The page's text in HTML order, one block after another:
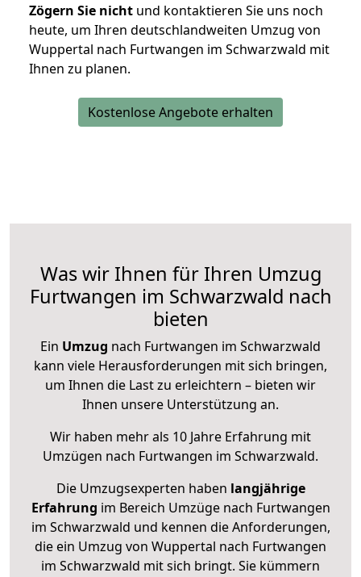
Zögern Sie nicht und kontaktieren Sie uns noch
heute, um Ihren deutschlandweiten Umzug von
Wuppertal nach Furtwangen im Schwarzwald mit
Ihnen zu planen.
Kostenlose Angebote erhalten
Was wir Ihnen für Ihren Umzug
Furtwangen im Schwarzwald nach
bieten
Ein Umzug nach Furtwangen im Schwarzwald
kann viele Herausforderungen mit sich bringen,
um Ihnen die Last zu erleichtern – bieten wir
Ihnen unsere Unterstützung an.
Wir haben mehr als 10 Jahre Erfahrung mit
Umzügen nach Furtwangen im Schwarzwald.
Die Umzugsexperten haben langjährige
Erfahrung im Bereich Umzüge nach Furtwangen
im Schwarzwald und kennen die Anforderungen,
die ein Umzug von Wuppertal nach Furtwangen
im Schwarzwald mit sich bringt. Sie kümmern